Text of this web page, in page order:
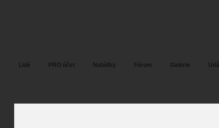
Lidé PRO účet Nabídky Fórum Galerie